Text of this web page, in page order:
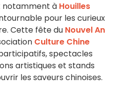
notamment à Houilles
pour les curieux
Cette fête du Nouvel An
Culture Chine
spectacles
artistiques et stands
les saveurs chinoises.